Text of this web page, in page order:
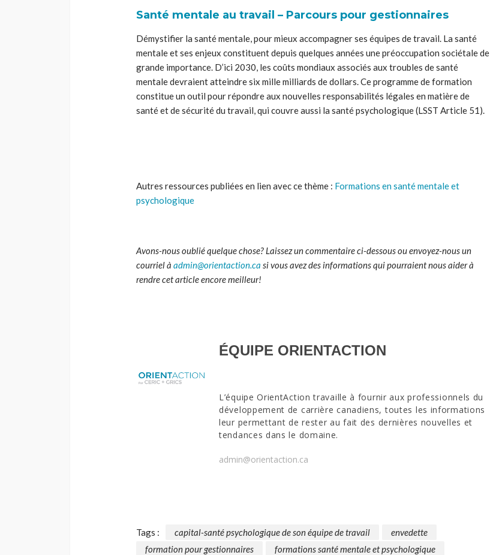
Santé mentale au travail – Parcours pour gestionnaires
Démystifier la santé mentale, pour mieux accompagner ses équipes de travail. La santé
mentale et ses enjeux constituent depuis quelques années une préoccupation sociétale de
grande importance. D’ici 2030, les coûts mondiaux associés aux troubles de santé
mentale devraient atteindre six mille milliards de dollars. Ce programme de formation
constitue un outil pour répondre aux nouvelles responsabilités légales en matière de
santé et de sécurité du travail, qui couvre aussi la santé psychologique (LSST Article 51).
Autres ressources publiées en lien avec ce thème : Formations en santé mentale et
psychologique
Avons-nous oublié quelque chose? Laissez un commentaire ci-dessous ou envoyez-nous un
courriel à admin@orientaction.ca si vous avez des informations qui pourraient nous aider à
rendre cet article encore meilleur!
ÉQUIPE ORIENTACTION
L’équipe OrientAction travaille à fournir aux professionnels du
développement de carrière canadiens, toutes les informations
leur permettant de rester au fait des dernières nouvelles et
tendances dans le domaine.
admin@orientaction.ca
Tags : capital-santé psychologique de son équipe de travail
envedette
formation pour gestionnaires
formations santé mentale et psychologique